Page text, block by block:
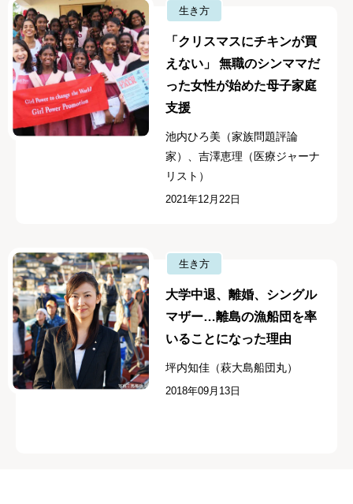
生き方
「クリスマスにチキンが買
えない」 無職のシンママだ
った女性が始めた母子家庭
支援
池内ひろ美（家族問題評論
家）、吉澤恵理（医療ジャーナ
リスト）
2021年12月22日
生き方
大学中退、離婚、シングル
マザー…離島の漁船団を率
いることになった理由
坪内知佳（萩大島船団丸）
2018年09月13日